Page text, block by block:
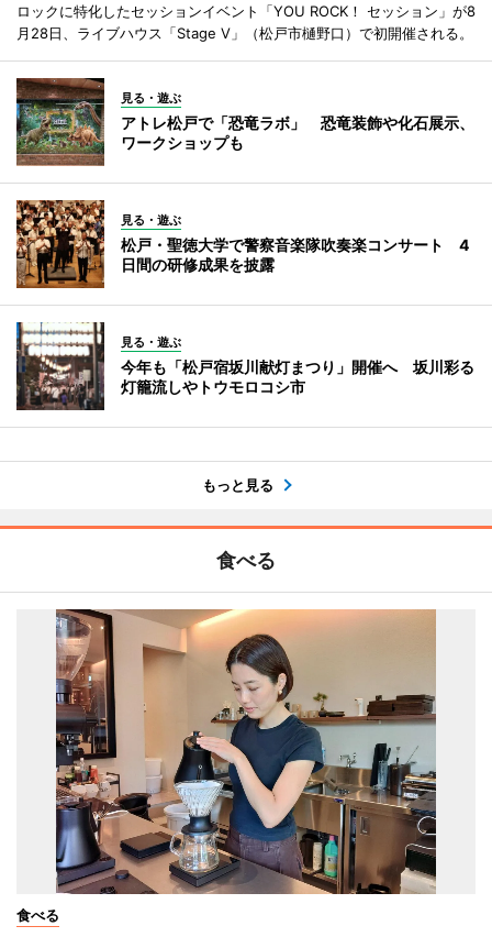
ロックに特化したセッションイベント「YOU ROCK！ セッション」が8
月28日、ライブハウス「Stage V」（松戸市樋野口）で初開催される。
見る・遊ぶ
アトレ松戸で「恐竜ラボ」 恐竜装飾や化石展示、
ワークショップも
見る・遊ぶ
松戸・聖徳大学で警察音楽隊吹奏楽コンサート 4
日間の研修成果を披露
見る・遊ぶ
今年も「松戸宿坂川献灯まつり」開催へ 坂川彩る
灯籠流しやトウモロコシ市
もっと見る
食べる
食べる